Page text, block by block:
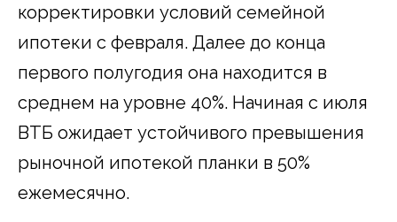
корректировки условий семейной
ипотеки с февраля. Далее до конца
первого полугодия она находится в
среднем на уровне 40%. Начиная с июля
ВТБ ожидает устойчивого превышения
рыночной ипотекой планки в 50%
ежемесячно.